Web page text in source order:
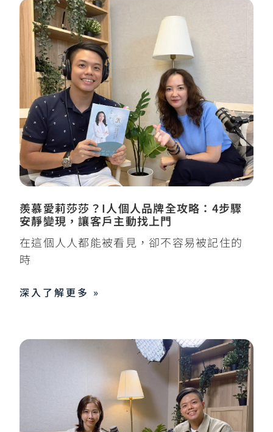
羨慕愛莉莎莎？I人個人品牌全攻略：4步驟
安靜變現，讓客戶主動找上門
在這個人人都能被看見，卻不容易被記住的
時
深入了解更多 »